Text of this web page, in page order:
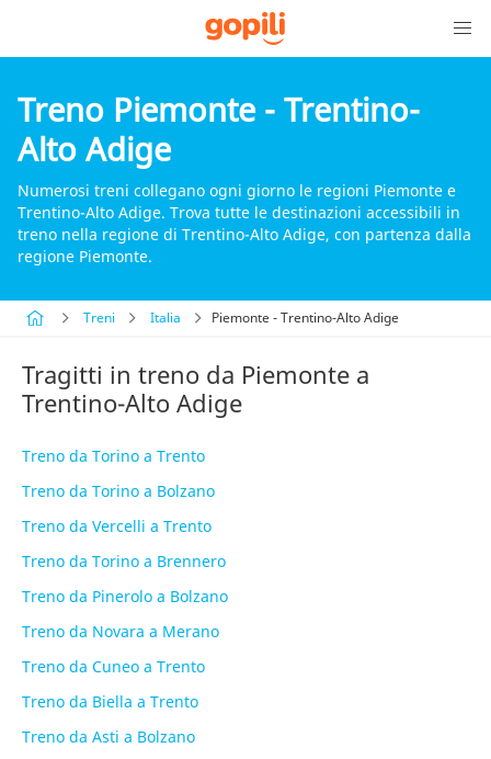
Treno Piemonte - Trentino-
Alto Adige
Numerosi treni collegano ogni giorno le regioni Piemonte e
Trentino-Alto Adige. Trova tutte le destinazioni accessibili in
treno nella regione di Trentino-Alto Adige, con partenza dalla
regione Piemonte.
Treni Italia Piemonte - Trentino-Alto Adige
Tragitti in treno da Piemonte a
Trentino-Alto Adige
Treno da Torino a Trento
Treno da Torino a Bolzano
Treno da Vercelli a Trento
Treno da Torino a Brennero
Treno da Pinerolo a Bolzano
Treno da Novara a Merano
Treno da Cuneo a Trento
Treno da Biella a Trento
Treno da Asti a Bolzano